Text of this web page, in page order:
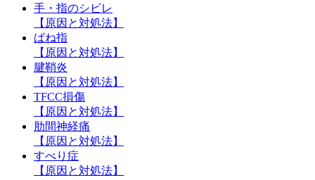
手・指のシビレ
【原因と対処法】
ばね指
【原因と対処法】
腱鞘炎
【原因と対処法】
TFCC損傷
【原因と対処法】
肋間神経痛
【原因と対処法】
すべり症
【原因と対処法】